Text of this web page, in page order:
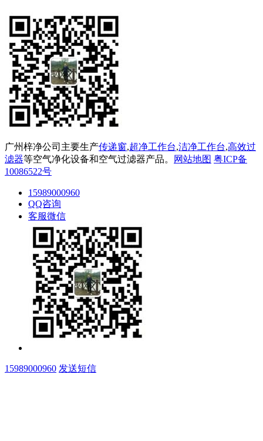
广州梓净公司主要生产传递窗,超净工作台,洁净工作台,高效过
滤器等空气净化设备和空气过滤器产品。 网站地图 粤ICP备
10086522号
15989000960
QQ咨询
客服微信
15989000960 发送短信